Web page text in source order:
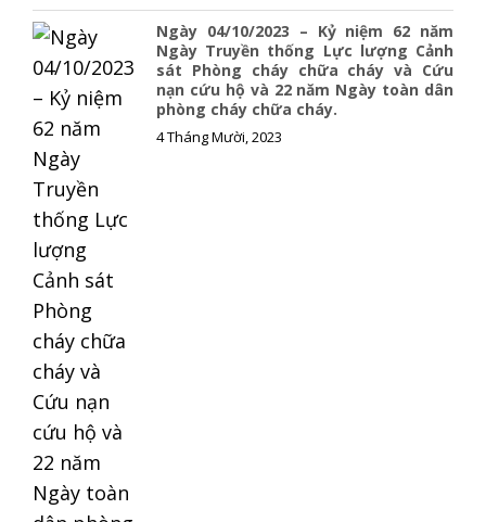
Ngày 04/10/2023 – Kỷ niệm 62 năm
Ngày Truyền thống Lực lượng Cảnh
sát Phòng cháy chữa cháy và Cứu
nạn cứu hộ và 22 năm Ngày toàn dân
phòng cháy chữa cháy.
4 Tháng Mười, 2023